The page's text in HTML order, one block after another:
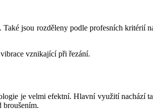
jsou rozděleny podle profesních kritérií
vznikající při řezání.
je velmi efektní. Hlavní využití nachází
broušením.